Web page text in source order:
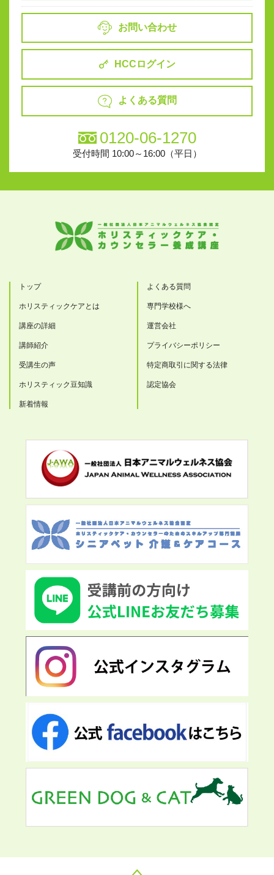
お問い合わせ
HCCログイン
よくある質問
0120-06-1270
受付時間 10:00～16:00（平日）
トップ
ホリスティックケアとは
講座の詳細
講師紹介
受講生の声
ホリスティック豆知識
新着情報
よくある質問
専門学校様へ
運営会社
プライバシーポリシー
特定商取引に関する法律
認定協会